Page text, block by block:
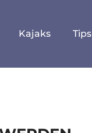
Kajaks Tips